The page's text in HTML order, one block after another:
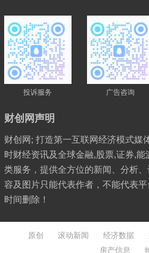
投诉服务 广告咨询
财创网声明
财创网; 打造第一互联网经济模式媒
时财经资讯及全球金融,股票,证券,
类服务，提供全方位的新闻、分析
容及图片只能代表作者，不能代表
时间删除！
原创 滚动新闻 经济数据
房产信息